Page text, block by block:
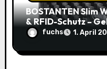
BOSTANTEN Slim
& RFID-Schutz –
Damen Klein mit
Portmonee
– Smart Wallets
fuchs 1. April